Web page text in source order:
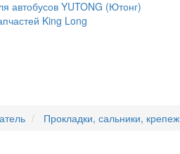
автобусов YUTONG (Ютонг)
King Long
Прокладки, сальники, крепеж